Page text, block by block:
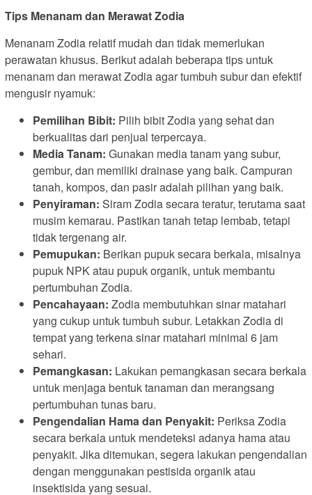
Tips Menanam dan Merawat Zodia
Menanam Zodia relatif mudah dan tidak memerlukan
perawatan khusus. Berikut adalah beberapa tips untuk
menanam dan merawat Zodia agar tumbuh subur dan efektif
mengusir nyamuk:
Pemilihan Bibit: Pilih bibit Zodia yang sehat dan
berkualitas dari penjual terpercaya.
Media Tanam: Gunakan media tanam yang subur,
gembur, dan memiliki drainase yang baik. Campuran
tanah, kompos, dan pasir adalah pilihan yang baik.
Penyiraman: Siram Zodia secara teratur, terutama saat
musim kemarau. Pastikan tanah tetap lembab, tetapi
tidak tergenang air.
Pemupukan: Berikan pupuk secara berkala, misalnya
pupuk NPK atau pupuk organik, untuk membantu
pertumbuhan Zodia.
Pencahayaan: Zodia membutuhkan sinar matahari
yang cukup untuk tumbuh subur. Letakkan Zodia di
tempat yang terkena sinar matahari minimal 6 jam
sehari.
Pemangkasan: Lakukan pemangkasan secara berkala
untuk menjaga bentuk tanaman dan merangsang
pertumbuhan tunas baru.
Pengendalian Hama dan Penyakit: Periksa Zodia
secara berkala untuk mendeteksi adanya hama atau
penyakit. Jika ditemukan, segera lakukan pengendalian
dengan menggunakan pestisida organik atau
insektisida yang sesuai.